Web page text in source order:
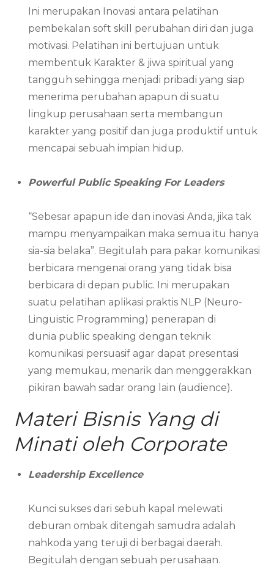
Ini merupakan Inovasi antara pelatihan
pembekalan soft skill perubahan diri dan juga
motivasi. Pelatihan ini bertujuan untuk
membentuk Karakter & jiwa spiritual yang
tangguh sehingga menjadi pribadi yang siap
menerima perubahan apapun di suatu
lingkup perusahaan serta membangun
karakter yang positif dan juga produktif untuk
mencapai sebuah impian hidup.
Powerful Public Speaking For Leaders
“Sebesar apapun ide dan inovasi Anda, jika tak
mampu menyampaikan maka semua itu hanya
sia-sia belaka”. Begitulah para pakar komunikasi
berbicara mengenai orang yang tidak bisa
berbicara di depan public. Ini merupakan
suatu pelatihan aplikasi praktis NLP (Neuro-
Linguistic Programming) penerapan di
dunia public speaking dengan teknik
komunikasi persuasif agar dapat presentasi
yang memukau, menarik dan menggerakkan
pikiran bawah sadar orang lain (audience).
Materi Bisnis Yang di
Minati oleh Corporate
Leadership Excellence
Kunci sukses dari sebuh kapal melewati
deburan ombak ditengah samudra adalah
nahkoda yang teruji di berbagai daerah.
Begitulah dengan sebuah perusahaan.